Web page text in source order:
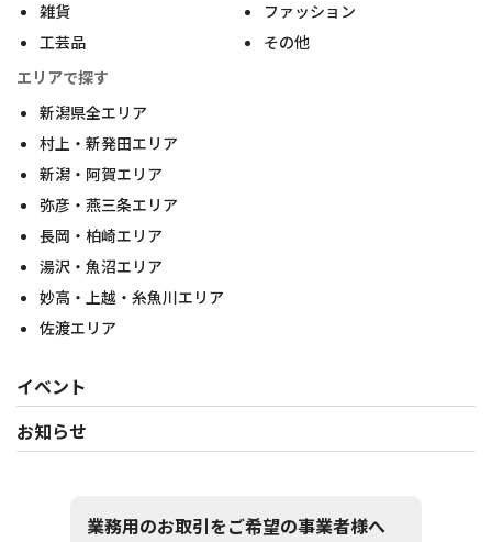
雑貨
ファッション
工芸品
その他
エリアで探す
新潟県全エリア
村上・新発田エリア
新潟・阿賀エリア
弥彦・燕三条エリア
長岡・柏崎エリア
湯沢・魚沼エリア
妙高・上越・糸魚川エリア
佐渡エリア
イベント
お知らせ
業務用のお取引をご希望の事業者様へ